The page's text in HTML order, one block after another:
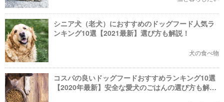
シニア犬（老犬）におすすめのドッグフード人気ラ
ンキング10選【2021最新】選び方も解説！
犬の食べ物
コスパの良いドッグフードおすすめランキング10選
【2020年最新】安全な愛犬のごはんの選び方も解